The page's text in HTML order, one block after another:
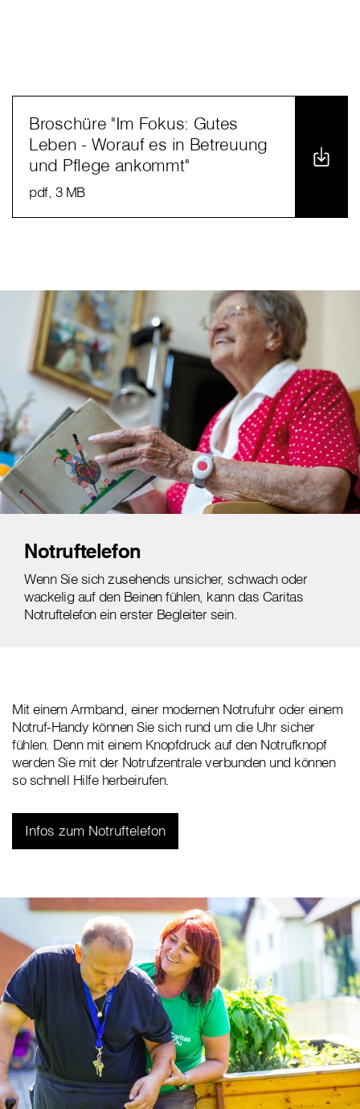
Broschüre "Im Fokus: Gutes
Leben - Worauf es in Betreuung
und Pflege ankommt"
pdf, 3 MB
Notruftelefon
Wenn Sie sich zusehends unsicher, schwach oder
wackelig auf den Beinen fühlen, kann das Caritas
Notruftelefon ein erster Begleiter sein.
Mit einem Armband, einer modernen Notrufuhr oder einem
Notruf-Handy können Sie sich rund um die Uhr sicher
fühlen. Denn mit einem Knopfdruck auf den Notrufknopf
werden Sie mit der Notrufzentrale verbunden und können
so schnell Hilfe herbeirufen.
Infos zum Notruftelefon